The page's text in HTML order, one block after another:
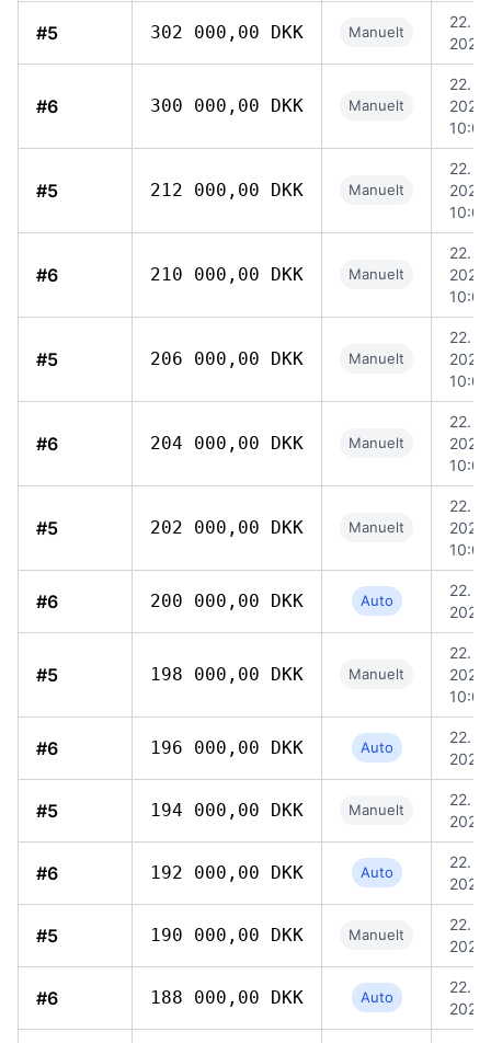
#5 302 000,00 DKK Manuelt
22.
#6 300 000,00 DKK Manuelt
22.
2026,
10:09
#5 212 000,00 DKK Manuelt
22.
2026,
10:05
#6 210 000,00 DKK Manuelt
22.
2026,
10:04
#5 206 000,00 DKK Manuelt
22.
2026,
10:04
#6 204 000,00 DKK Manuelt
22.
2026,
10:03
#5 202 000,00 DKK Manuelt
22.
2026,
10:03
#6 200 000,00 DKK Auto
22.
#5 198 000,00 DKK Manuelt
22.
2026,
10:03
#6 196 000,00 DKK Auto
22.
#5 194 000,00 DKK Manuelt
22.
#6 192 000,00 DKK Auto
22.
#5 190 000,00 DKK Manuelt
22.
#6 188 000,00 DKK Auto
22.